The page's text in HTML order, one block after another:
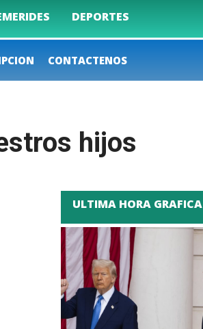
DEPORTES
CONTACTENOS
hijos
ULTIMA HORA GRAFICA